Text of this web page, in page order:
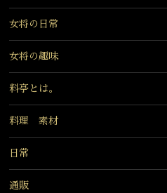
女将の日常
女将の趣味
料亭とは。
料理 素材
日常
通販